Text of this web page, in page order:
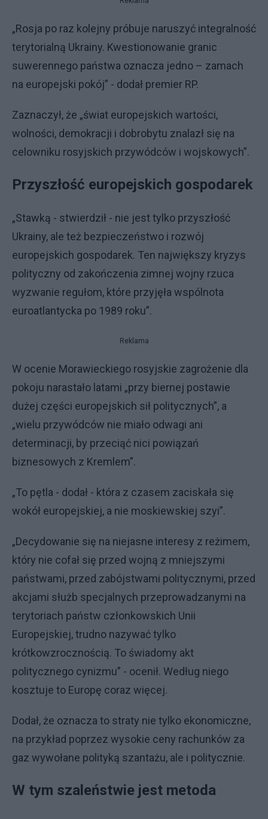
„Rosja po raz kolejny próbuje naruszyć integralność
terytorialną Ukrainy. Kwestionowanie granic
suwerennego państwa oznacza jedno – zamach
na europejski pokój” - dodał premier RP.
Zaznaczył, że „świat europejskich wartości,
wolności, demokracji i dobrobytu znalazł się na
celowniku rosyjskich przywódców i wojskowych”.
Przyszłość europejskich gospodarek
„Stawką - stwierdził - nie jest tylko przyszłość
Ukrainy, ale też bezpieczeństwo i rozwój
europejskich gospodarek. Ten największy kryzys
polityczny od zakończenia zimnej wojny rzuca
wyzwanie regułom, które przyjęła wspólnota
euroatlantycka po 1989 roku”.
Reklama
W ocenie Morawieckiego rosyjskie zagrożenie dla
pokoju narastało latami „przy biernej postawie
dużej części europejskich sił politycznych”, a
„wielu przywódców nie miało odwagi ani
determinacji, by przeciąć nici powiązań
biznesowych z Kremlem”.
„To pętla - dodał - która z czasem zaciskała się
wokół europejskiej, a nie moskiewskiej szyi”.
„Decydowanie się na niejasne interesy z reżimem,
który nie cofał się przed wojną z mniejszymi
państwami, przed zabójstwami politycznymi, przed
akcjami służb specjalnych przeprowadzanymi na
terytoriach państw członkowskich Unii
Europejskiej, trudno nazywać tylko
krótkowzrocznością. To świadomy akt
politycznego cynizmu” - ocenił. Według niego
kosztuje to Europę coraz więcej.
Dodał, że oznacza to straty nie tylko ekonomiczne,
na przykład poprzez wysokie ceny rachunków za
gaz wywołane polityką szantażu, ale i politycznie.
W tym szaleństwie jest metoda